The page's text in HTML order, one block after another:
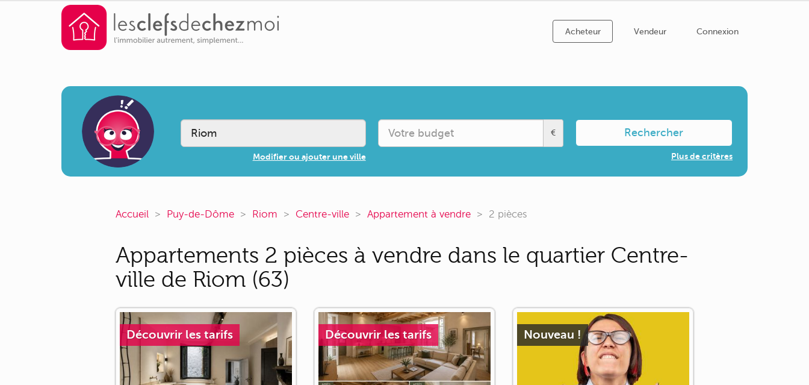
Acheteur Vendeur Connexion
Modifier ou ajouter une ville
€ Rechercher
Plus de critères
Accueil Puy-de-Dôme Riom Centre-ville Appartement à vendre 2 pièces
Appartements 2 pièces à vendre dans le quartier Centre-
ville de Riom (63)
Découvrir les tarifs Découvrir les tarifs Nouveau !